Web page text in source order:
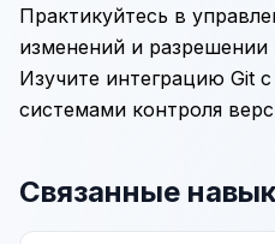
Практикуйтесь в
изменений и разрешении
Изучите интеграцию Git с
системами контроля
Связанные